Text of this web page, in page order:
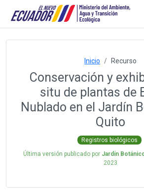
Inicio Recurso
Conservación y
situ de plantas de
Nublado en el Jardín
Quito
Registros biológicos
Última versión publicado por Jardín
2023